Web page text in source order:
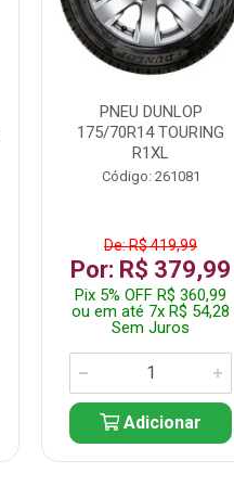
PNEU DUNLOP
175/70R14 TOURING
R1XL
Código: 261081
De: R$ 419,99
Por: R$ 379,99
Pix 5% OFF R$ 360,99
ou em até 7x R$ 54,28
Sem Juros
Adicionar